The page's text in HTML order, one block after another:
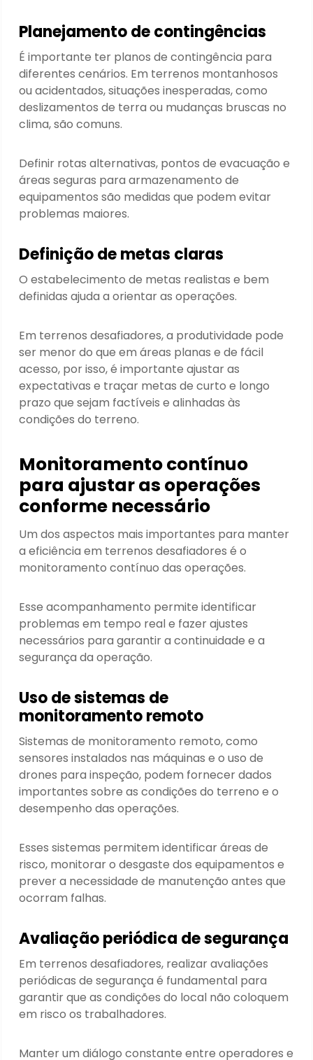
Planejamento de contingências
É importante ter planos de contingência para
diferentes cenários. Em terrenos montanhosos
ou acidentados, situações inesperadas, como
deslizamentos de terra ou mudanças bruscas no
clima, são comuns.
Definir rotas alternativas, pontos de evacuação e
áreas seguras para armazenamento de
equipamentos são medidas que podem evitar
problemas maiores.
Definição de metas claras
O estabelecimento de metas realistas e bem
definidas ajuda a orientar as operações.
Em terrenos desafiadores, a produtividade pode
ser menor do que em áreas planas e de fácil
acesso, por isso, é importante ajustar as
expectativas e traçar metas de curto e longo
prazo que sejam factíveis e alinhadas às
condições do terreno.
Monitoramento contínuo
para ajustar as operações
conforme necessário
Um dos aspectos mais importantes para manter
a eficiência em terrenos desafiadores é o
monitoramento contínuo das operações.
Esse acompanhamento permite identificar
problemas em tempo real e fazer ajustes
necessários para garantir a continuidade e a
segurança da operação.
Uso de sistemas de
monitoramento remoto
Sistemas de monitoramento remoto, como
sensores instalados nas máquinas e o uso de
drones para inspeção, podem fornecer dados
importantes sobre as condições do terreno e o
desempenho das operações.
Esses sistemas permitem identificar áreas de
risco, monitorar o desgaste dos equipamentos e
prever a necessidade de manutenção antes que
ocorram falhas.
Avaliação periódica de segurança
Em terrenos desafiadores, realizar avaliações
periódicas de segurança é fundamental para
garantir que as condições do local não coloquem
em risco os trabalhadores.
Manter um diálogo constante entre operadores e